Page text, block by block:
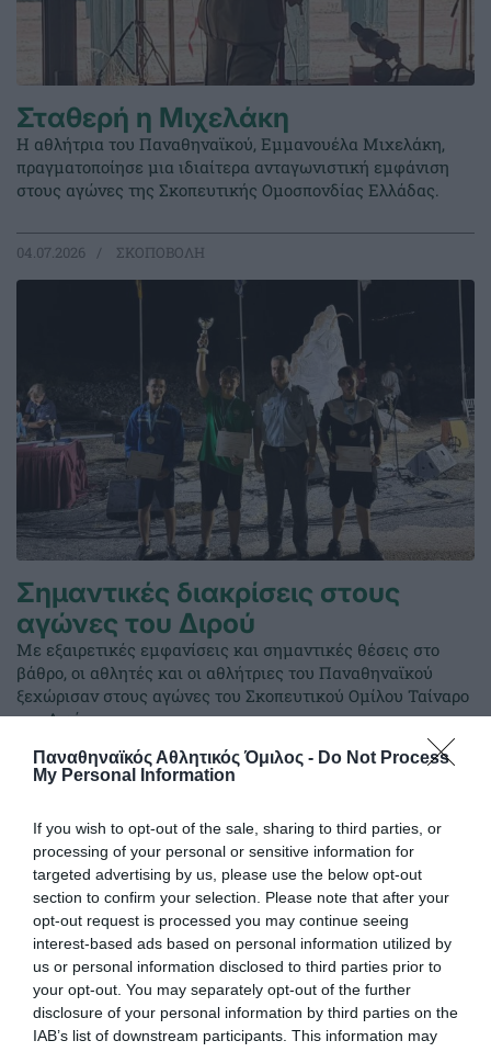
Παναθηναϊκός Αθλητικός Όμιλος - Do Not Process
My Personal Information
If you wish to opt-out of the sale, sharing to third parties, or
processing of your personal or sensitive information for
targeted advertising by us, please use the below opt-out
section to confirm your selection. Please note that after your
opt-out request is processed you may continue seeing
interest-based ads based on personal information utilized by
us or personal information disclosed to third parties prior to
your opt-out. You may separately opt-out of the further
disclosure of your personal information by third parties on the
IAB’s list of downstream participants. This information may
Σταθερή η Μιχελάκη
Η αθλήτρια του Παναθηναϊκού, Εμμανουέλα Μιχελάκη,
πραγματοποίησε μια ιδιαίτερα ανταγωνιστική εμφάνιση
στους αγώνες της Σκοπευτικής Ομοσπονδίας Ελλάδας.
04.07.2026 ΣΚΟΠΟΒΟΛΗ
Σημαντικές διακρίσεις στους
αγώνες του Διρού
Με εξαιρετικές εμφανίσεις και σημαντικές θέσεις στο
βάθρο, οι αθλητές και οι αθλήτριες του Παναθηναϊκού
ξεχώρισαν στους αγώνες του Σκοπευτικού Ομίλου Ταίναρο
στο Διρό.
27.06.2026 ΣΚΟΠΟΒΟΛΗ